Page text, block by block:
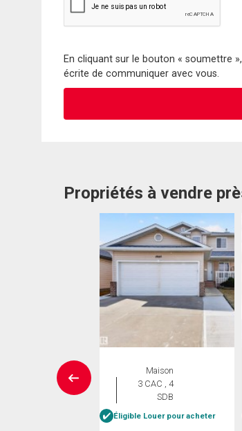
En cliquant sur le bouton « soumettre
écrite de communiquer avec vous.
Propriétés à vendre
Maison
3 CAC , 4
SDB
Éligible Louer pour acheter